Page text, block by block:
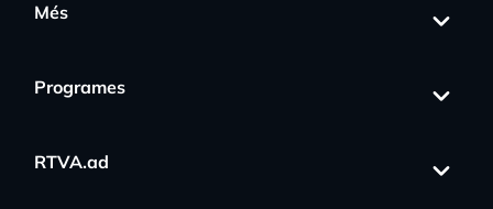
Més
Programes
RTVA.ad